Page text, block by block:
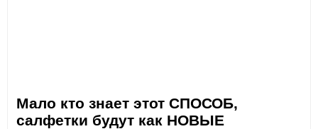
Мало кто знает этот СПОСОБ,
салфетки будут как НОВЫЕ